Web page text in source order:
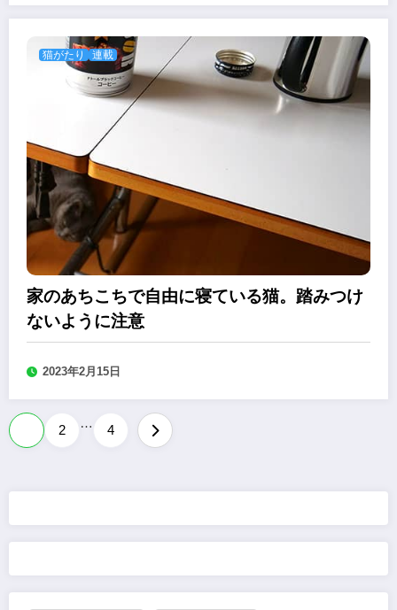
猫がたり 連載
家のあちこちで自由に寝ている猫。踏みつけ
ないように注意
2023年2月15日
投
ペ
ー
2 … 4